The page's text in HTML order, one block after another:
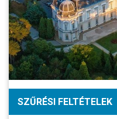
SZŰRÉSI FELTÉTELEK